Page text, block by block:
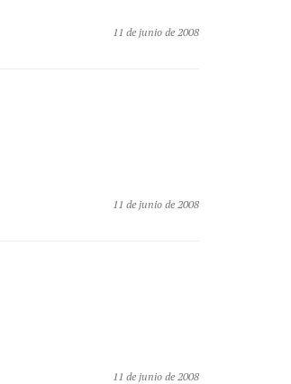
11 de junio de 2008
11 de junio de 2008
11 de junio de 2008